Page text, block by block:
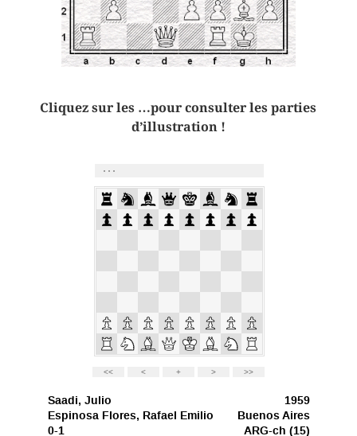
Cliquez sur les …pour consulter les parties
d’illustration !